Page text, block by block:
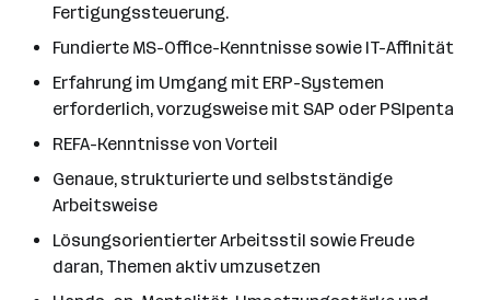
Fertigungssteuerung.
Fundierte MS-Office-Kenntnisse sowie IT-Affinität
Erfahrung im Umgang mit ERP-Systemen
erforderlich, vorzugsweise mit SAP oder PSIpenta
REFA-Kenntnisse von Vorteil
Genaue, strukturierte und selbstständige
Arbeitsweise
Lösungsorientierter Arbeitsstil sowie Freude
daran, Themen aktiv umzusetzen